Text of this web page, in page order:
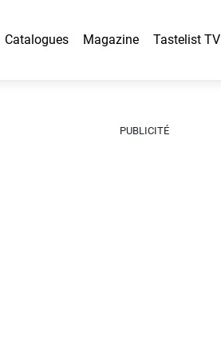
Catalogues Magazine Tastelist TV
PUBLICITÉ